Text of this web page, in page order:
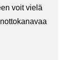
voit vielä